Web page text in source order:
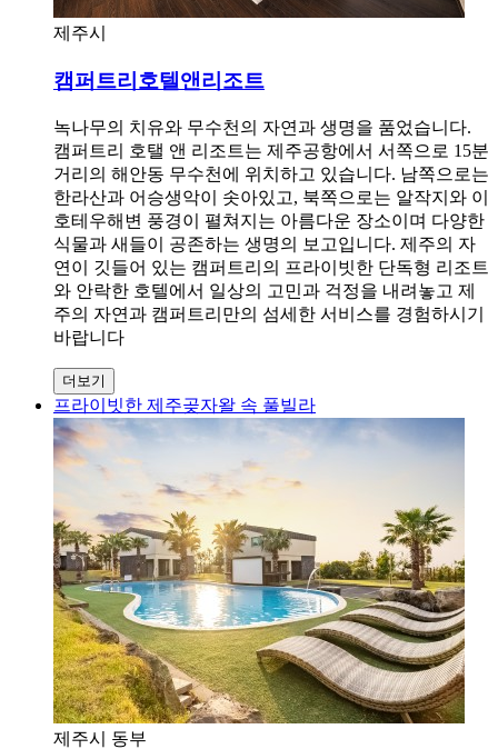
제주시
캠퍼트리호텔앤리조트
녹나무의 치유와 무수천의 자연과 생명을 품었습니다.
캠퍼트리 호탤 앤 리조트는 제주공항에서 서쪽으로 15분
거리의 해안동 무수천에 위치하고 있습니다. 남쪽으로는
한라산과 어승생악이 솟아있고, 북쪽으로는 알작지와 이
호테우해변 풍경이 펼쳐지는 아름다운 장소이며 다양한
식물과 새들이 공존하는 생명의 보고입니다. 제주의 자
연이 깃들어 있는 캠퍼트리의 프라이빗한 단독형 리조트
와 안락한 호텔에서 일상의 고민과 걱정을 내려놓고 제
주의 자연과 캠퍼트리만의 섬세한 서비스를 경험하시기
바랍니다
더보기
프라이빗한 제주곶자왈 속 풀빌라
제주시 동부